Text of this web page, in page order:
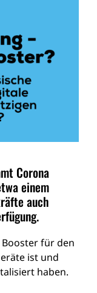
Corona
einem
auch
für den
ist und
haben.